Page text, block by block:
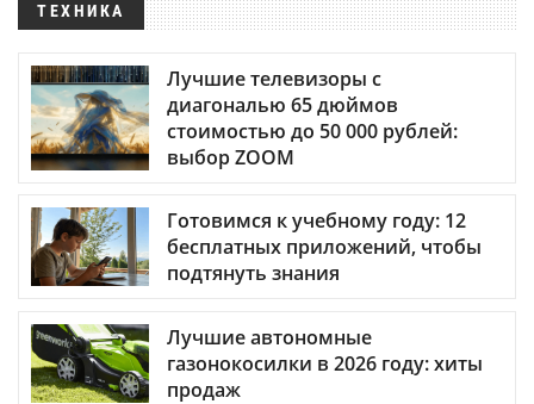
ТЕХНИКА
Лучшие телевизоры с
диагональю 65 дюймов
стоимостью до 50 000 рублей:
выбор ZOOM
Готовимся к учебному году: 12
бесплатных приложений, чтобы
подтянуть знания
Лучшие автономные
газонокосилки в 2026 году: хиты
продаж